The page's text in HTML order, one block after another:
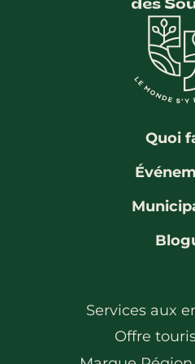
Travailleurs
Coups
Quoi
Services aux
Offre